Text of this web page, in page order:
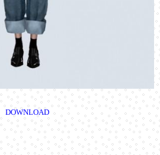
DOWNLOAD